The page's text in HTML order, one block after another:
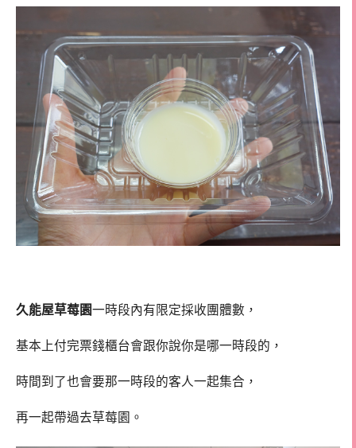
久能屋草莓園一時段內有限定採收團體數，
基本上付完票錢櫃台會跟你說你是哪一時段的，
時間到了也會要那一時段的客人一起集合，
再一起帶過去草莓園。